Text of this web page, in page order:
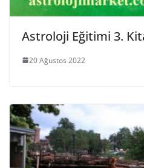
Astroloji Eğitimi 3.
20 Ağustos 2022